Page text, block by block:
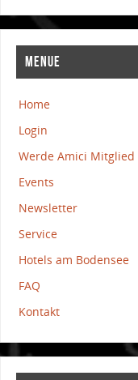
MENUE
Home
Login
Werde Amici Mitglied
Events
Newsletter
Service
Hotels am Bodensee
FAQ
Kontakt